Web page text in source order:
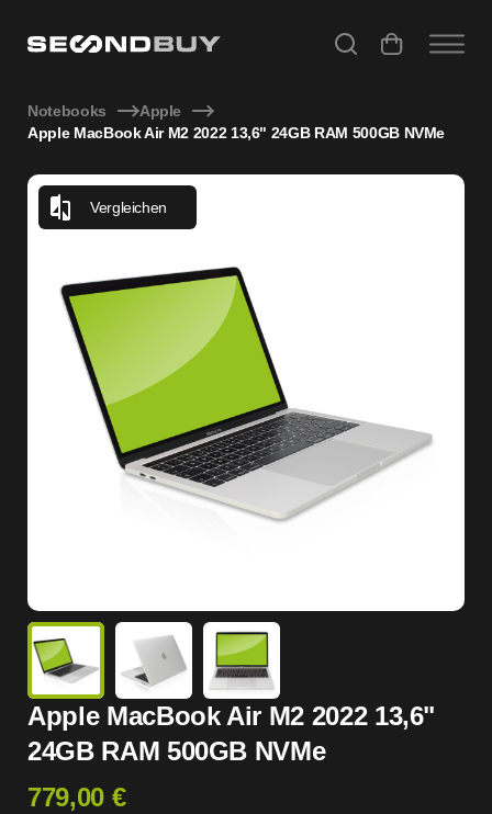
Notebooks
Apple
Apple MacBook Air M2 2022 13,6" 24GB RAM 500GB NVMe
Vergleichen
Apple MacBook Air M2 2022 13,6"
24GB RAM 500GB NVMe
779,00 €